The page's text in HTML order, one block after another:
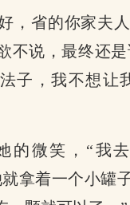
，省的你家夫
不说，最终还
子，我不想让
的微笑，“我
拿着一个小罐